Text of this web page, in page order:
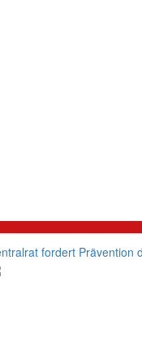
fordert Prävention